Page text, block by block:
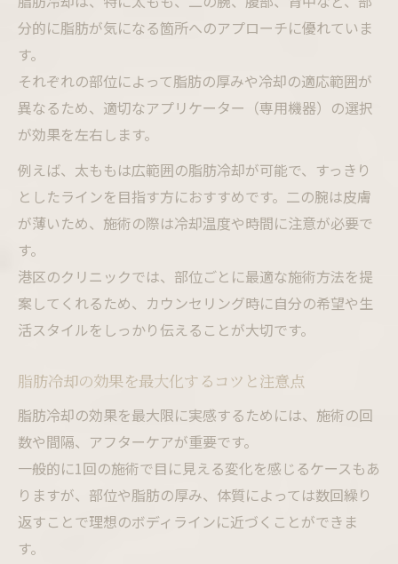
分的に脂肪が気になる箇所へのアプローチに優れていま
す。
それぞれの部位によって脂肪の厚みや冷却の適応範囲が
異なるため、適切なアプリケーター（専用機器）の選択
が効果を左右します。
例えば、太ももは広範囲の脂肪冷却が可能で、すっきり
としたラインを目指す方におすすめです。二の腕は皮膚
が薄いため、施術の際は冷却温度や時間に注意が必要で
す。
港区のクリニックでは、部位ごとに最適な施術方法を提
案してくれるため、カウンセリング時に自分の希望や生
活スタイルをしっかり伝えることが大切です。
脂肪冷却の効果を最大化するコツと注意点
脂肪冷却の効果を最大限に実感するためには、施術の回
数や間隔、アフターケアが重要です。
一般的に1回の施術で目に見える変化を感じるケースもあ
りますが、部位や脂肪の厚み、体質によっては数回繰り
返すことで理想のボディラインに近づくことができま
す。